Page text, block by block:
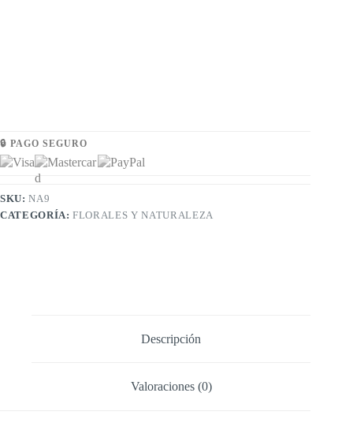
🔒 PAGO SEGURO
SKU:NA9
CATEGORÍA:FLORALES Y NATURALEZA
Descripción
Valoraciones (0)